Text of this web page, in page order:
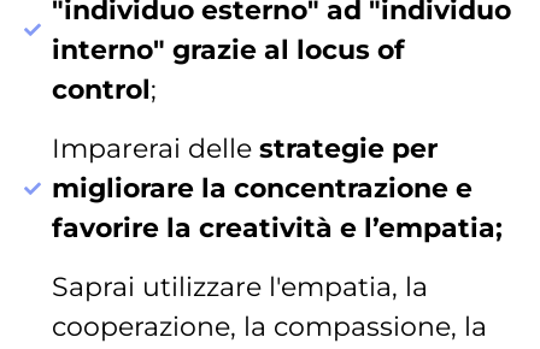
"individuo esterno" ad "individuo
interno" grazie al locus of
control;
Imparerai dellestrategie per
migliorare la concentrazione e
favorire la creatività e l’empatia;
Saprai utilizzare l'empatia, la
cooperazione, la compassione, la